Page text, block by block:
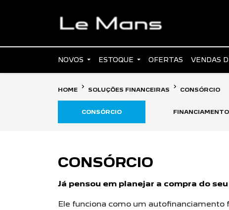
NOVOS ESTOQUE OFERTAS VENDAS
HOME SOLUÇÕES FINANCEIRAS CONSÓRCIO
CONSÓRCIO FINANCIAMENTO
CONSÓRCIO
Já pensou em planejar a compra do
Ele funciona como um